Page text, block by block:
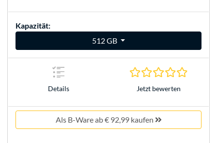
Kapazität:
512 GB
Details Jetzt bewerten
Als B-Ware ab € 92,99 kaufen